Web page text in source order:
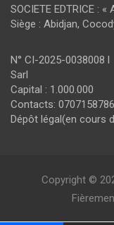
SOCIETE EDTRICE : «
Siège : Abidjan,
N° CI-2025-0038008 l
Sarl
Capital : 1.000.000
Contacts:
Dépôt légal(en cours
Copyright ©